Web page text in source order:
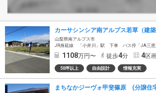
山梨県南アルプス市
JR身延線 「小井川」駅 下車 バス停「JA三恵支所」
1108万円〜 徒歩4分 4区
50坪以上 自由設計 情報充実
まちなかジーヴォ甲斐篠原 (分譲住